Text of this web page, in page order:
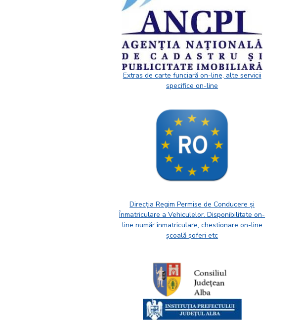
Extras de carte funciară on-line, alte servicii
specifice on-line
Direcția Regim Permise de Conducere și
Înmatriculare a Vehiculelor. Disponibilitate on-
line număr înmatriculare, chestionare on-line
școală șoferi etc